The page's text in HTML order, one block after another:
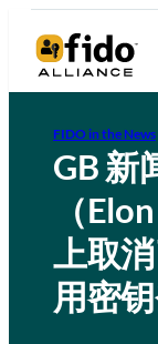
FIDO in the News
GB 新
（
上取
用密